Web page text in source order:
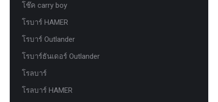
โช๊ค carry boy
โรบาร์ HAMER
โรบาร์ Outlander
โรบาร์ธันเดอร์ Outlander
โรลบาร์
โรลบาร์ HAMER